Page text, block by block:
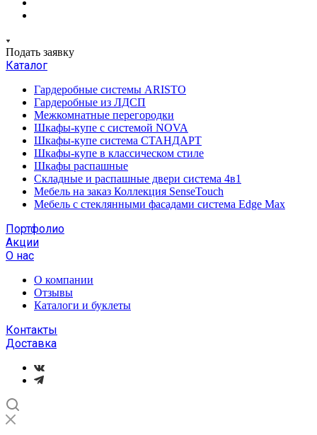
Подать заявку
Каталог
Гардеробные системы ARISTO
Гардеробные из ЛДСП
Межкомнатные перегородки
Шкафы-купе с системой NOVA
Шкафы-купе система СТАНДАРТ
Шкафы-купе в классическом стиле
Шкафы распашные
Складные и распашные двери система 4в1
Мебель на заказ Коллекция SenseTouch
Мебель с стеклянными фасадами система Edge Max
Портфолио
Акции
О нас
О компании
Отзывы
Каталоги и буклеты
Контакты
Доставка